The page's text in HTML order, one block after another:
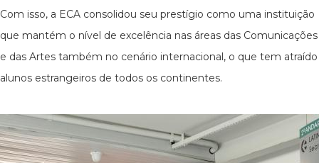
Com isso, a ECA consolidou seu prestígio como uma instituição
que mantém o nível de excelência nas áreas das Comunicações
e das Artes também no cenário internacional, o que tem atraído
alunos estrangeiros de todos os continentes.